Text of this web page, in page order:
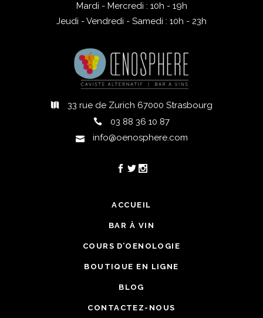
Mardi - Mercredi : 10h - 19h
Jeudi - Vendredi - Samedi : 10h - 23h
33 rue de Zurich 67000 Strasbourg
03 88 36 10 87
info@oenosphere.com
ACCUEIL
BAR À VIN
COURS D’OENOLOGIE
BOUTIQUE EN LIGNE
BLOG
CONTACTEZ-NOUS